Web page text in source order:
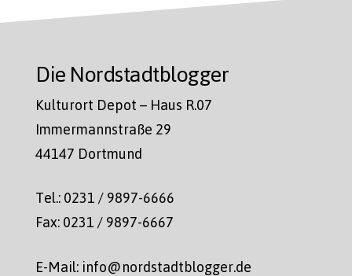
Die Nordstadtblogger
Kulturort Depot – Haus R.07
Immermannstraße 29
44147 Dortmund
Tel.: 0231 / 9897-6666
Fax: 0231 / 9897-6667
E-Mail: info@nordstadtblogger.de